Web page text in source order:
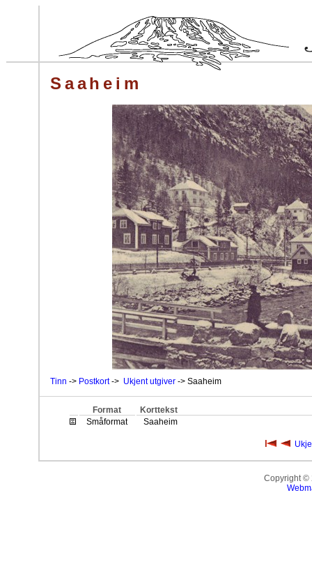
Saaheim
Tinn -> Postkort-> Ukjent utgiver -> Saaheim
Format
Korttekst
Småformat
Saaheim
Copyright ©